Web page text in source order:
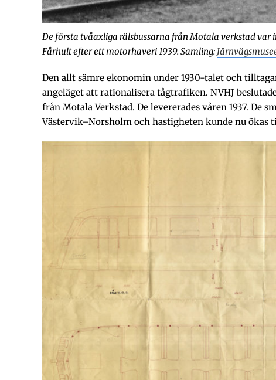
De första tvåaxliga rälsbussarna från Motala verkstad var
Fårhult efter ett motorhaveri 1939. Samling:
Den allt sämre ekonomin under 1930-talet och
angeläget att rationalisera tågtrafiken. NVHJ
från Motala Verkstad. De levererades våren 1937. De
Västervik–Norsholm och hastigheten kunde nu